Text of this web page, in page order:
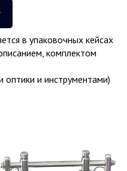
в упаковочных кейсах
комплектом
оптики и инструментами)